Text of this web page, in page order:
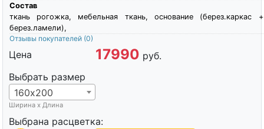
Состав
ткань рогожка, мебельная ткань, основание (берез.каркас +
берез.ламели),
Отзывы покупателей (0)
Цена 17990 руб.
Выбрать размер
160х200
Ширина х Длина
Выбрана расцветка: